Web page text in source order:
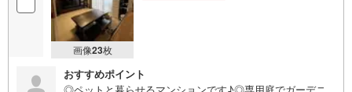
画像23枚
おすすめポイント